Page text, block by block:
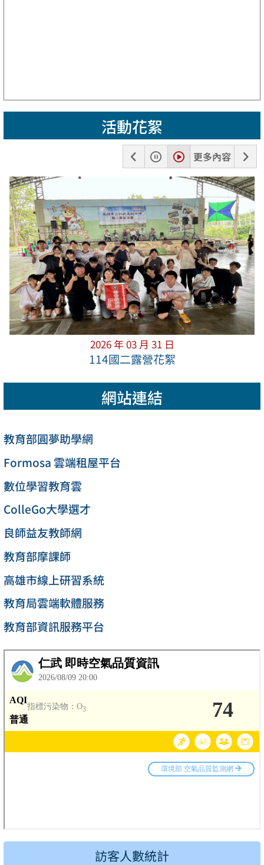
活動花絮
張
暫
停
播
放
更多內容
下
一
張
2026 年 03 月 31 日
114國二露營花絮
網站連結
教育部圓夢助學網
Formosa 雲端租屋平台
數位學習教育雲
ColleGo大學選才
良師益友教師網
教育部摩課師
高雄市線上研習系統
教育局雲端軟體服務
教育部資訊服務平台
訪客人數統計